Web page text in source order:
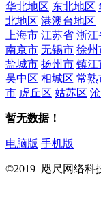
华北地区 东北地区
北地区 港澳台地区
上海市 江苏省 浙江
南京市 无锡市 徐州
盐城市 扬州市 镇江
吴中区 相城区 常熟
市 虎丘区 姑苏区
暂无数据！
电脑版 手机版
©2019 咫尺网络科